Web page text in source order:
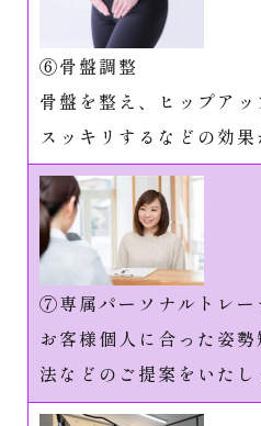
⑥骨盤調整
骨盤を整え、ヒップア
スッキリするなどの効果
⑦専属パーソナルトレー
お客様個人に合った姿
法などのご提案をいたし